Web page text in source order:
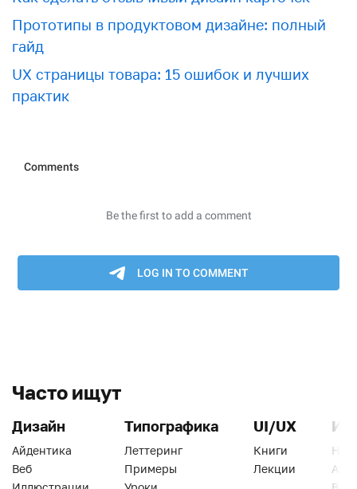
Прототипы в продуктовом дизайне: полный
гайд
UX страницы товара: 15 ошибок и лучших
практик
Часто ищут
Дизайн
Айдентика
Веб
Типографика
Леттеринг
Примеры
UI/UX
Книги
Лекции